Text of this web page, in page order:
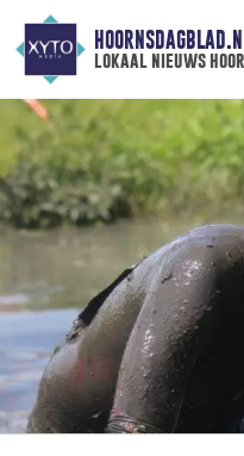
lokaal nieuws